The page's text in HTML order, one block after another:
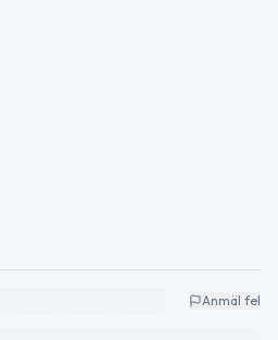
Anmäl fel